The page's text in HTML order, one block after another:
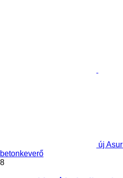
új
betonkeverő
8